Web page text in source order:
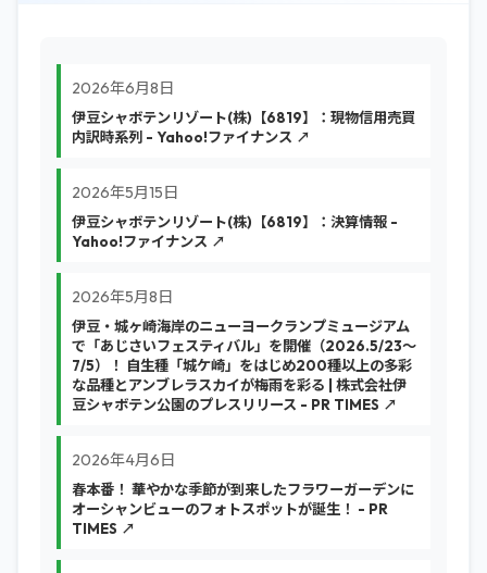
2026年6月8日
伊豆シャボテンリゾート(株)【6819】：現物信用売買
内訳時系列 - Yahoo!ファイナンス ↗
2026年5月15日
伊豆シャボテンリゾート(株)【6819】：決算情報 -
Yahoo!ファイナンス ↗
2026年5月8日
伊豆・城ヶ崎海岸のニューヨークランプミュージアム
で「あじさいフェスティバル」を開催（2026.5/23～
7/5）！ 自生種「城ケ崎」をはじめ200種以上の多彩
な品種とアンブレラスカイが梅雨を彩る | 株式会社伊
豆シャボテン公園のプレスリリース - PR TIMES ↗
2026年4月6日
春本番！ 華やかな季節が到来したフラワーガーデンに
オーシャンビューのフォトスポットが誕生！ - PR
TIMES ↗